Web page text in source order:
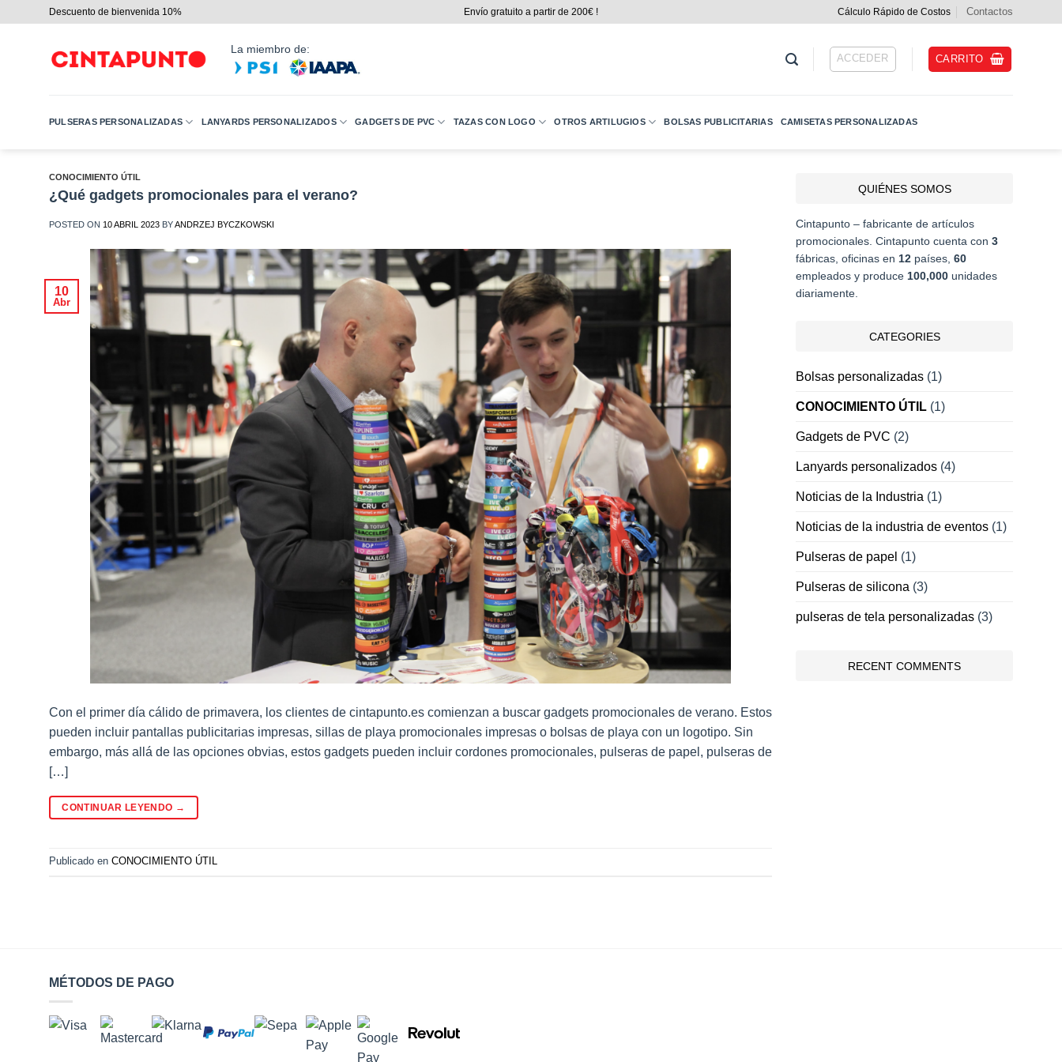
Descuento de bienvenida 10% Envío gratuito a partir de 200€ ! Cálculo Rápido de Costos Contactos
La miembro de:
ACCEDER CARRITO
PULSERAS PERSONALIZADAS LANYARDS PERSONALIZADOS GADGETS DE PVC TAZAS CON LOGO OTROS ARTILUGIOS BOLSAS PUBLICITARIAS CAMISETAS PERSONALIZADAS
CONOCIMIENTO ÚTIL
¿Qué gadgets promocionales para el verano?
POSTED ON 10 ABRIL 2023 BYANDRZEJ BYCZKOWSKI
10
Abr
Con el primer día cálido de primavera, los clientes de cintapunto.es comienzan a buscar gadgets promocionales de verano. Estos
pueden incluir pantallas publicitarias impresas, sillas de playa promocionales impresas o bolsas de playa con un logotipo. Sin
embargo, más allá de las opciones obvias, estos gadgets pueden incluir cordones promocionales, pulseras de papel, pulseras de
[…]
CONTINUAR LEYENDO →
Publicado en CONOCIMIENTO ÚTIL
QUIÉNES SOMOS
Cintapunto – fabricante de artículos
promocionales. Cintapunto cuenta con 3
fábricas, oficinas en 12 países, 60
empleados y produce 100,000 unidades
diariamente.
CATEGORIES
Bolsas personalizadas (1)
CONOCIMIENTO ÚTIL (1)
Gadgets de PVC (2)
Lanyards personalizados (4)
Noticias de la Industria (1)
Noticias de la industria de eventos (1)
Pulseras de papel (1)
Pulseras de silicona (3)
pulseras de tela personalizadas (3)
RECENT COMMENTS
MÉTODOS DE PAGO